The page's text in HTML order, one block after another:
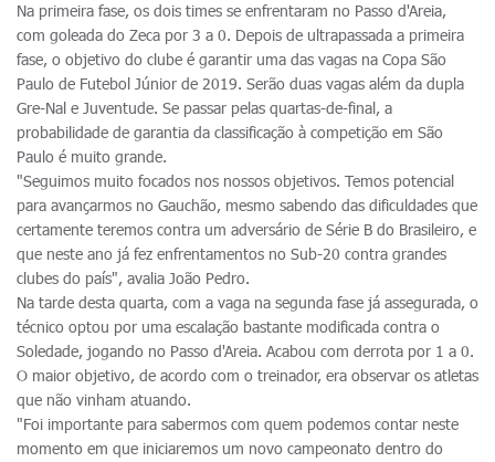
Na primeira fase, os dois times se enfrentaram no Passo d'Areia,
com goleada do Zeca por 3 a 0. Depois de ultrapassada a primeira
fase, o objetivo do clube é garantir uma das vagas na Copa São
Paulo de Futebol Júnior de 2019. Serão duas vagas além da dupla
Gre-Nal e Juventude. Se passar pelas quartas-de-final, a
probabilidade de garantia da classificação à competição em São
Paulo é muito grande.
"Seguimos muito focados nos nossos objetivos. Temos potencial
para avançarmos no Gauchão, mesmo sabendo das dificuldades que
certamente teremos contra um adversário de Série B do Brasileiro, e
que neste ano já fez enfrentamentos no Sub-20 contra grandes
clubes do país", avalia João Pedro.
Na tarde desta quarta, com a vaga na segunda fase já assegurada, o
técnico optou por uma escalação bastante modificada contra o
Soledade, jogando no Passo d'Areia. Acabou com derrota por 1 a 0.
O maior objetivo, de acordo com o treinador, era observar os atletas
que não vinham atuando.
"Foi importante para sabermos com quem podemos contar neste
momento em que iniciaremos um novo campeonato dentro do